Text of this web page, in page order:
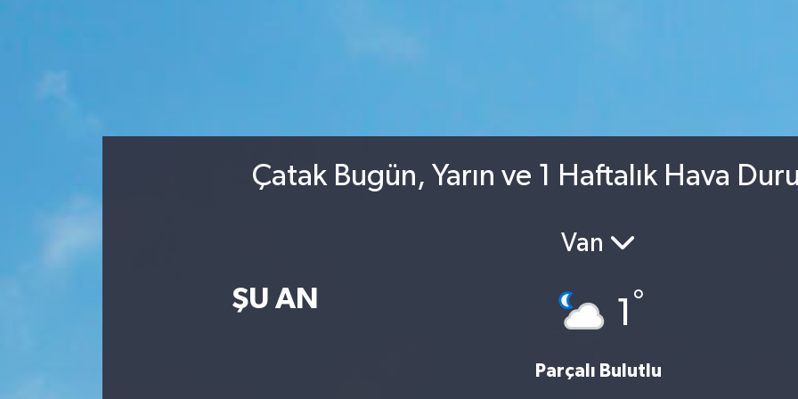
Çatak Bugün, Yarın ve 1 Haftalık Hava
ŞU AN
Van
1 °
Parçalı Bulutlu